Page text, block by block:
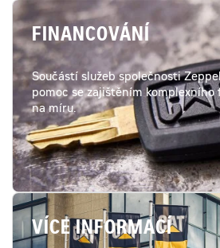
FINANCOVÁNÍ
Součástí služeb společnosti
pomoc se zajištěním
na míru.
VÍCE INFORMACÍ